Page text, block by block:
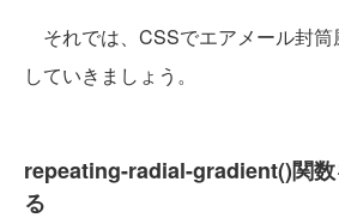
それでは、CSSでエアメール封筒
していきましょう。
repeating-radial-gradient()関数
る